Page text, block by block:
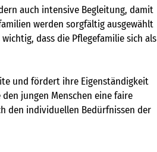
auch intensive Begleitung, damit
werden sorgfältig ausgewählt
dass die Pflegefamilie sich als
und fördert ihre Eigenständigkeit
jungen Menschen eine faire
den individuellen Bedürfnissen der